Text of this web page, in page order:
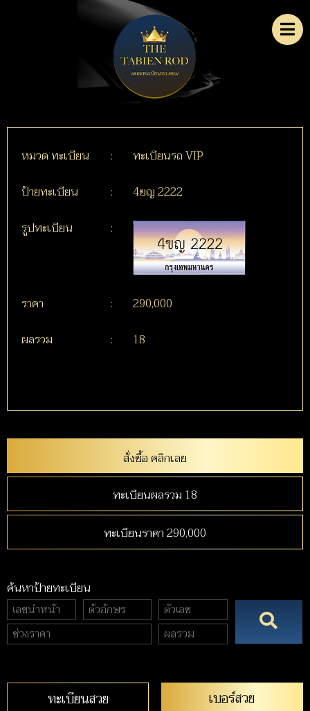
หมวด ทะเบียน :
ทะเบียนรถ VIP
ป้ายทะเบียน
:
4ขญ 2222
รูปทะเบียน
:
ราคา :
290,000
ผลรวม
: 18
สั่งซื้อ คลิกเลย
ทะเบียนผลรวม 18
ทะเบียนราคา 290,000
ค้นหาป้ายทะเบียน
ทะเบียนสวย เบอร์สวย